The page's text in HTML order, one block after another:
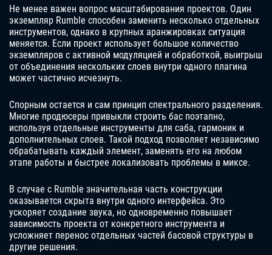
Не менее важен вопрос масштабирования проектов. Один
экземпляр Rumble способен заменить несколько отдельных
инструментов, однако в крупных аранжировках ситуация
меняется. Если проект использует большое количество
экземпляров с активной модуляцией и обработкой, выигрыш
от объединения нескольких слоев внутри одного плагина
может частично исчезнуть.
Спорным остается и сам принцип спектрального разделения.
Многие продюсеры привыкли строить бас поэтапно,
используя отдельные инструменты для саба, гармоник и
дополнительных слоев. Такой подход позволяет независимо
обрабатывать каждый элемент, заменять его на любом
этапе работы и быстрее локализовать проблемы в миксе.
В случае с Rumble значительная часть конструкции
оказывается скрыта внутри одного интерфейса. Это
ускоряет создание звука, но одновременно повышает
зависимость проекта от конкретного инструмента и
усложняет перенос отдельных частей басовой структуры в
другие решения.